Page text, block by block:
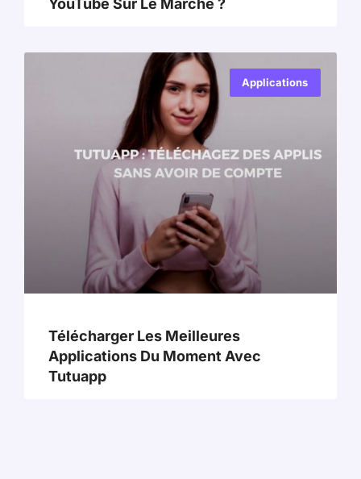
YouTube Sur Le Marché ?
Applications
Télécharger Les Meilleures
Applications Du Moment Avec
Tutuapp